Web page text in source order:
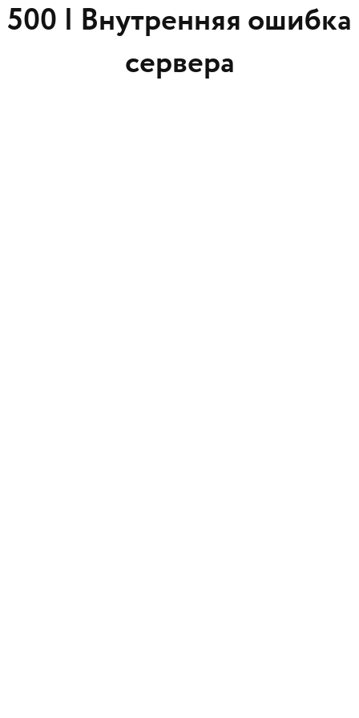
500 | Внутренняя ошибка
сервера